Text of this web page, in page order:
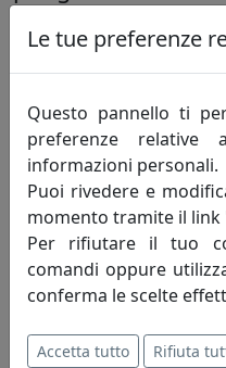
abbiamo pensato
prezzi
chiari
Il prezzo dei nostri
puoi trovare online ed
sempre gratuita.
pagamenti
Le tue preferenze
Questo pannello ti
preferenze
informazioni personali.
Puoi rivedere e
momento tramite il link
Per rifiutare il tuo
comandi oppure
conferma le scelte
Accetta tutto Rifiuta